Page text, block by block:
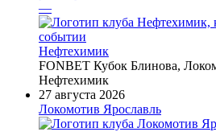
—
Нефтехимик
FONBET Кубок Блинова,
Нефтехимик
27 августа 2026
Локомотив Ярославль